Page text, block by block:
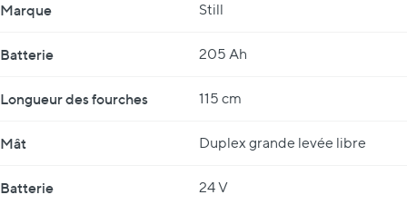
Marque Still
Batterie 205 Ah
Longueur des fourches 115 cm
Mât Duplex grande levée libre
Batterie 24 V